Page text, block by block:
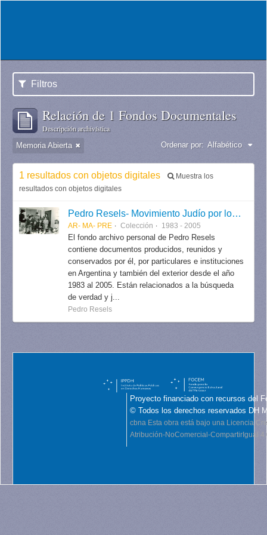
Filtros
Relación de 1 Fondos Documentales
Descripción archivística
Memoria Abierta Ordenar por: Alfabético
1 resultados con objetos digitales
Muestra los
resultados con objetos digitales
Pedro Resels- Movimiento Judío por los Derechos Humanos
AR- MA- PRE Colección 1983 - 2005
El fondo archivo personal de Pedro Resels
contiene documentos producidos, reunidos y
conservados por él, por particulares e instituciones
en Argentina y también del exterior desde el año
1983 al 2005. Están relacionados a la búsqueda
de verdad y j...
Pedro Resels
Proyecto financiado con recursos del
© Todos los derechos reservados DH
cbna Esta obra está bajo una Licencia
Atribución-NoComercial-CompartirIgual